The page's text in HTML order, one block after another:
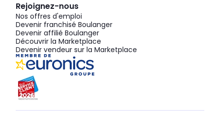
Rejoignez-nous
Nos offres d'emploi
Devenir franchisé Boulanger
Devenir affilié Boulanger
Découvrir la Marketplace
Devenir vendeur sur la Marketplace